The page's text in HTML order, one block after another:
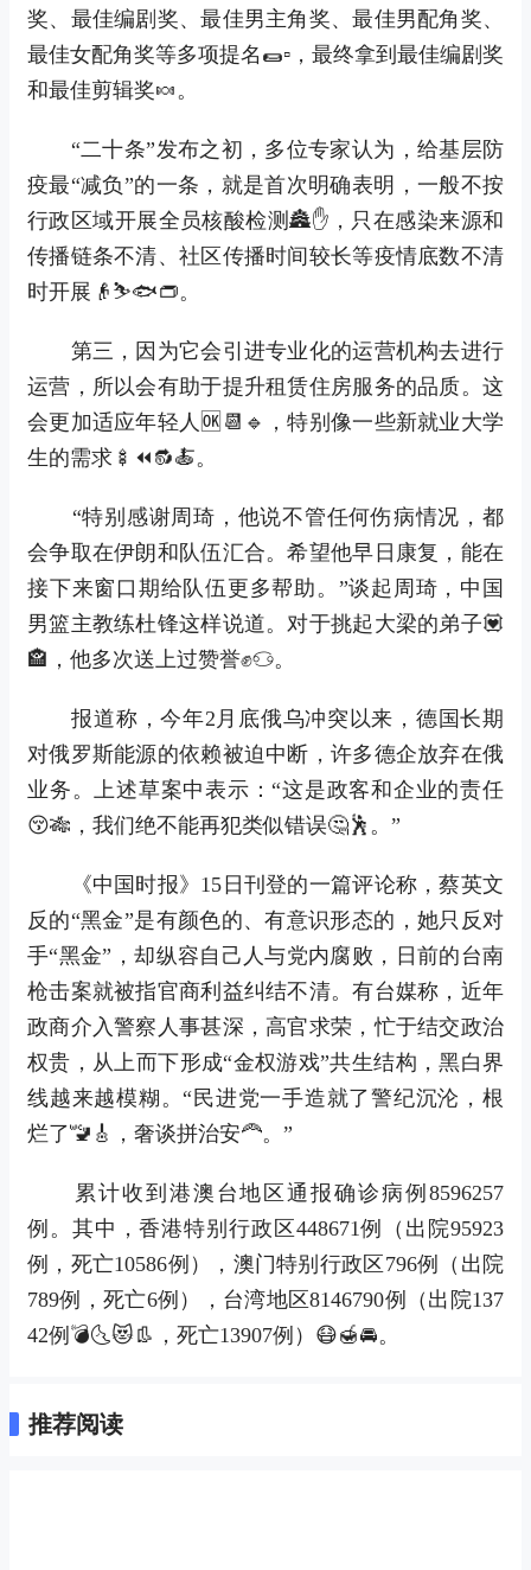
奖、最佳编剧奖、最佳男主角奖、最佳男配角奖、
最佳女配角奖等多项提名🌯▫，最终拿到最佳编剧奖
和最佳剪辑奖🍬。
“二十条”发布之初，多位专家认为，给基层防
疫最“减负”的一条，就是首次明确表明，一般不按
行政区域开展全员核酸检测🏯✋，只在感染来源和
传播链条不清、社区传播时间较长等疫情底数不清
时开展👴⛷🐟👝。
第三，因为它会引进专业化的运营机构去进行
运营，所以会有助于提升租赁住房服务的品质。这
会更加适应年轻人🆗📆🔹，特别像一些新就业大学
生的需求🍢⏪🔂🍝。
“特别感谢周琦，他说不管任何伤病情况，都
会争取在伊朗和队伍汇合。希望他早日康复，能在
接下来窗口期给队伍更多帮助。”谈起周琦，中国
男篮主教练杜锋这样说道。对于挑起大梁的弟子💟
🏤，他多次送上过赞誉✊♋。
报道称，今年2月底俄乌冲突以来，德国长期
对俄罗斯能源的依赖被迫中断，许多德企放弃在俄
业务。上述草案中表示：“这是政客和企业的责任
😚🎋，我们绝不能再犯类似错误🤔🕺。”
《中国时报》15日刊登的一篇评论称，蔡英文
反的“黑金”是有颜色的、有意识形态的，她只反对
手“黑金”，却纵容自己人与党内腐败，日前的台南
枪击案就被指官商利益纠结不清。有台媒称，近年
政商介入警察人事甚深，高官求荣，忙于结交政治
权贵，从上而下形成“金权游戏”共生结构，黑白界
线越来越模糊。“民进党一手造就了警纪沉沦，根
烂了🚾🎸，奢谈拼治安🦰。”
累计收到港澳台地区通报确诊病例8596257
例。其中，香港特别行政区448671例（出院95923
例，死亡10586例），澳门特别行政区796例（出院
789例，死亡6例），台湾地区8146790例（出院137
42例💣🌜😻👢，死亡13907例）😷🍯🚘。
推荐阅读